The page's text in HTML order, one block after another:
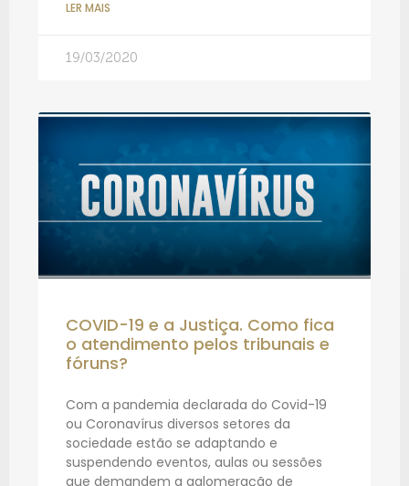
LER MAIS
19/03/2020
COVID-19 e a Justiça. Como fica
o atendimento pelos tribunais e
fóruns?
Com a pandemia declarada do Covid-19
ou Coronavírus diversos setores da
sociedade estão se adaptando e
suspendendo eventos, aulas ou sessões
que demandem a aglomeração de